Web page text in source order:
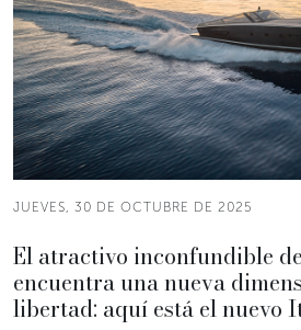
JUEVES, 30 DE OCTUBRE DE 2025
El atractivo inconfundible
encuentra una nueva
libertad: aquí está el nuevo